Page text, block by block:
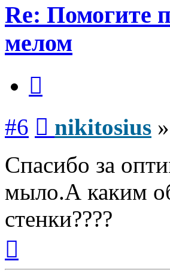
Re: Помогите
мелом
#6 nikitosius »
Спасибо за
мыло.А каким
стенки????
началу